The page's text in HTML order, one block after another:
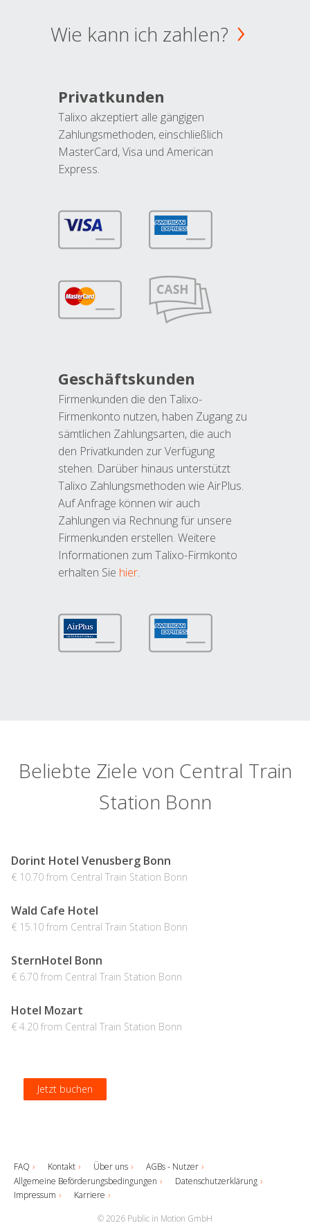
Wie kann ich zahlen?
Privatkunden
Talixo akzeptiert alle gängigen
Zahlungsmethoden, einschließlich
MasterCard, Visa und American
Express.
Geschäftskunden
Firmenkunden die den Talixo-
Firmenkonto nutzen, haben Zugang zu
sämtlichen Zahlungsarten, die auch
den Privatkunden zur Verfügung
stehen. Darüber hinaus unterstützt
Talixo Zahlungsmethoden wie AirPlus.
Auf Anfrage können wir auch
Zahlungen via Rechnung für unsere
Firmenkunden erstellen. Weitere
Informationen zum Talixo-Firmkonto
erhalten Sie hier.
Beliebte Ziele von Central Train
Station Bonn
Dorint Hotel Venusberg Bonn
€ 10.70 from Central Train Station Bonn
Jetzt buchen
Wald Cafe Hotel
€ 15.10 from Central Train Station Bonn
Jetzt buchen
SternHotel Bonn
€ 6.70 from Central Train Station Bonn
Jetzt buchen
Hotel Mozart
€ 4.20 from Central Train Station Bonn
Jetzt buchen
FAQ Kontakt Über uns
AGBs - Nutzer
Allgemeine Beförderungsbedingungen
Datenschutzerklärung
Impressum
Karriere
© 2026 Public in Motion GmbH